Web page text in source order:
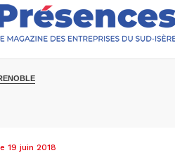
19 juin 2018